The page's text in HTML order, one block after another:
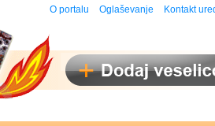
O portalu Oglaševanje Kontakt